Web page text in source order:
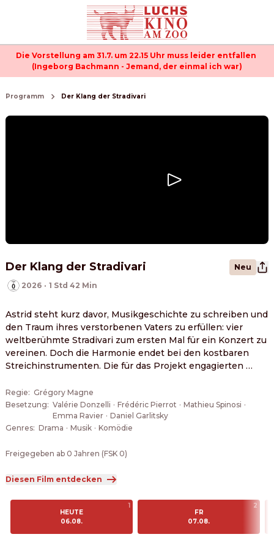
Die Vorstellung am 31.7. um 22.15 Uhr muss leider entfallen
(Ingeborg Bachmann - Jemand, der einmal ich war)
Programm Der Klang der Stradivari
Der Klang der Stradivari Neu
2026 · 1 Std 42 Min
Astrid steht kurz davor, Musikgeschichte zu schreiben und
den Traum ihres verstorbenen Vaters zu erfüllen: vier
weltberühmte Stradivari zum ersten Mal für ein Konzert zu
vereinen. Doch die Harmonie endet bei den kostbaren
Streichinstrumenten. Die für das Projekt engagierten
zwar virtuos ihre Saiten, aber nicht ihre Emotionen.
Während der Proben auf dem abgeschiedenen Chateau
prallen Eitelkeiten, alte Rivalitäten und künstlerische
Differenzen aufeinander. Um das Jahrhundertprojekt vor
Komponisten Charlie Beaumont um Hilfe. Nun liegt es an
den unvergleichlichen Klang der Stradivari zum Leben zu
Regie: Grégory Magne
Besetzung: Valérie Donzelli · Frédéric Pierrot · Mathieu Spinosi ·
Emma Ravier · Daniel Garlitsky
Genres: Drama · Musik · Komödie
Freigegeben ab 0 Jahren (FSK 0)
Diesen Film entdecken
1
HEUTE
06.08.
2
FR
07.08.